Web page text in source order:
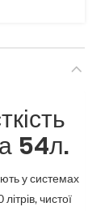
54л.
у системах
чистої